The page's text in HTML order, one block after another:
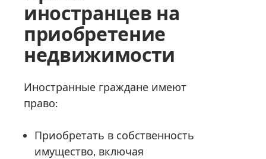
иностранцев на
приобретение
недвижимости
Иностранные граждане имеют
право:
Приобретать в собственность
имущество, включая